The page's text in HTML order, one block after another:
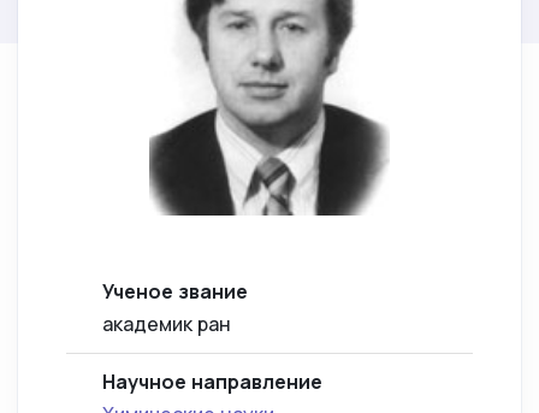
Ученое звание
академик ран
Научное направление